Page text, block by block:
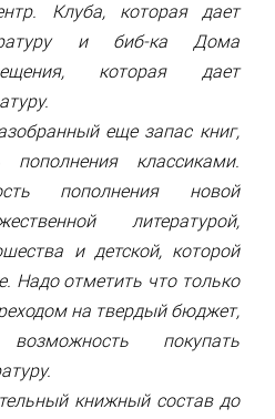
Клуба, которая дает
и биб-ка Дома
которая дает
еще запас книг,
классиками.
пополнения новой
литературой,
и детской, которой
Надо отметить что только
на твердый бюджет,
покупать
книжный состав до